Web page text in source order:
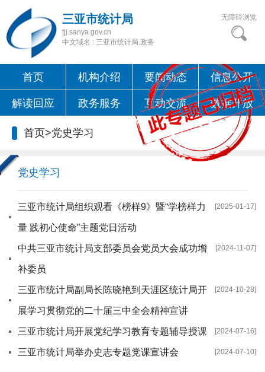
三亚市统计局
tjj.sanya.gov.cn
中文域名 : 三亚市统计局.政务
无障碍浏览
首页 机构介绍 要闻动态 信息公开
解读回应 政务服务 互动交流 数据开放
首页>党史学习
党史学习
[2025-01-17]
三亚市统计局组织观看《榜样9》暨“学榜样力
量 践初心使命”主题党日活动
[2024-11-07]
中共三亚市统计局支部委员会党员大会成功增
补委员
[2024-10-28]
三亚市统计局副局长陈晓艳到天涯区统计局开
展学习贯彻党的二十届三中全会精神宣讲
[2024-07-16]
三亚市统计局开展党纪学习教育专题辅导授课
[2024-07-10]
三亚市统计局举办史志专题党课宣讲会